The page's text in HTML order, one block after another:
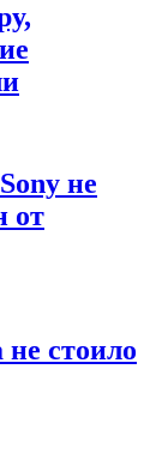
не
от
стоило